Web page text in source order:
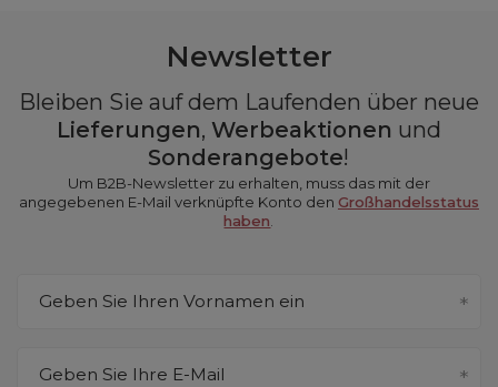
Newsletter
Bleiben Sie auf dem Laufenden über neue
Lieferungen, Werbeaktionen und
Sonderangebote!
Um B2B-Newsletter zu erhalten, muss das mit der
angegebenen E-Mail verknüpfte Konto den Großhandelsstatus
haben.
Geben Sie Ihren Vornamen ein
Geben Sie Ihre E-Mail